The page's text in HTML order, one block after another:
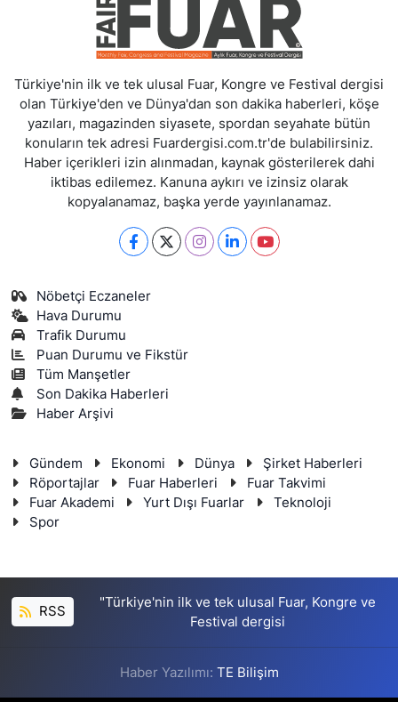
Türkiye'nin ilk ve tek ulusal Fuar, Kongre ve Festival dergisi
olan Türkiye'den ve Dünya'dan son dakika haberleri, köşe
yazıları, magazinden siyasete, spordan seyahate bütün
konuların tek adresi Fuardergisi.com.tr'de bulabilirsiniz.
Haber içerikleri izin alınmadan, kaynak gösterilerek dahi
iktibas edilemez. Kanuna aykırı ve izinsiz olarak
kopyalanamaz, başka yerde yayınlanamaz.
Nöbetçi Eczaneler
Hava Durumu
Trafik Durumu
Puan Durumu ve Fikstür
Tüm Manşetler
Son Dakika Haberleri
Haber Arşivi
Gündem Ekonomi Dünya
Şirket Haberleri
Röportajlar
Fuar Haberleri
Fuar Takvimi
Fuar Akademi
Yurt Dışı Fuarlar
Teknoloji
Spor
RSS
"Türkiye'nin ilk ve tek ulusal Fuar, Kongre ve
Festival dergisi
Haber Yazılımı: TE Bilişim